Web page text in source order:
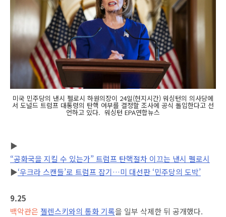
미국 민주당의 낸시 펠로시 하원의장이 24일(현지시간) 워싱턴의 의사당에
서 도널드 트럼프 대통령의 탄핵 여부를 결정할 조사에 공식 돌입한다고 선
언하고 있다. 워싱턴 EPA연합뉴스
▶
“공화국을 지킬 수 있는가” 트럼프 탄핵절차 이끄는 낸시 펠로시
▶‘우크라 스캔들’로 트럼프 잡기…미 대선판 ‘민주당의 도박’
9.25
백악관은 젤렌스키와의 통화 기록을 일부 삭제한 뒤 공개했다.